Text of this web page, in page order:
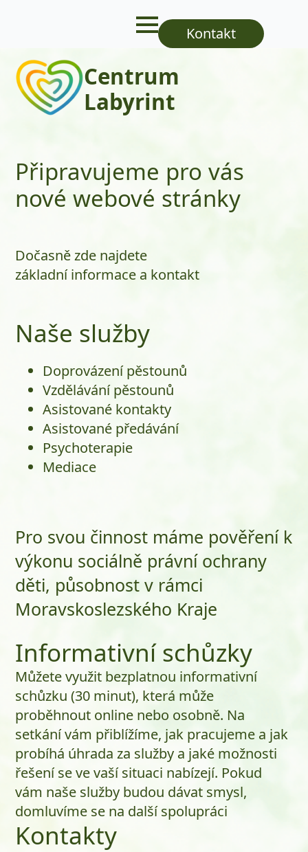
Kontakt
Centrum
Labyrint
Připravujeme pro vás
nové webové stránky
Dočasně zde najdete
základní informace a kontakt
Naše služby
Doprovázení pěstounů
Vzdělávání pěstounů
Asistované kontakty
Asistované předávání
Psychoterapie
Mediace
Pro svou činnost máme pověření k
výkonu sociálně právní ochrany
děti, působnost v rámci
Moravskoslezského Kraje
Informativní schůzky
Můžete využit bezplatnou informativní
schůzku (30 minut), která může
proběhnout online nebo osobně. Na
setkání vám přiblížíme, jak pracujeme a jak
probíhá úhrada za služby a jaké možnosti
řešení se ve vaší situaci nabízejí. Pokud
vám naše služby budou dávat smysl,
domluvíme se na další spolupráci
Kontakty